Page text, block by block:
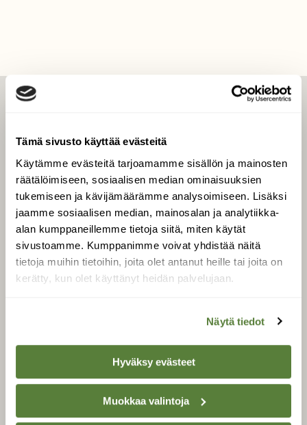
Tämä sivusto käyttää evästeitä
Käytämme evästeitä tarjoamamme sisällön ja mainosten
räätälöimiseen, sosiaalisen median ominaisuuksien
tukemiseen ja kävijämäärämme analysoimiseen. Lisäksi
jaamme sosiaalisen median, mainosalan ja analytiikka-
alan kumppaneillemme tietoja siitä, miten käytät
sivustoamme. Kumppanimme voivat yhdistää näitä
tietoja muihin tietoihin, joita olet antanut heille tai joita on
kerätty, kun olet käyttänyt heidän palvelujaan.
Näytä tiedot
Hyväksy evästeet
Muokkaa valintoja
Uusin lehti
Tilaa Suomen Luonto
Tilaa digilukuoikeus
Äänestä parasta juttua
Tilaa uutiskirje
SUOMEN LUONNON­
Suomen Luonto -lehden
kustantaja onSuomen
luonnonsuojelu­liitto.